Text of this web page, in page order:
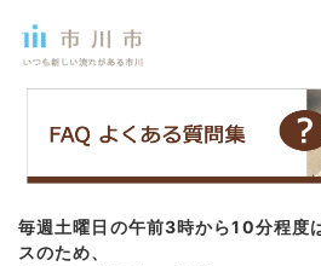
毎週土曜日の午前3時から10分程度
スのため、